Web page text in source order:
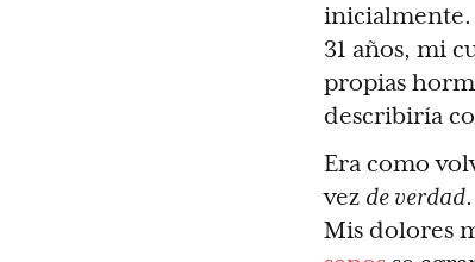
inicialmente.
31 años, mi
propias
describiría
Era como
vez de verdad
Mis dolores